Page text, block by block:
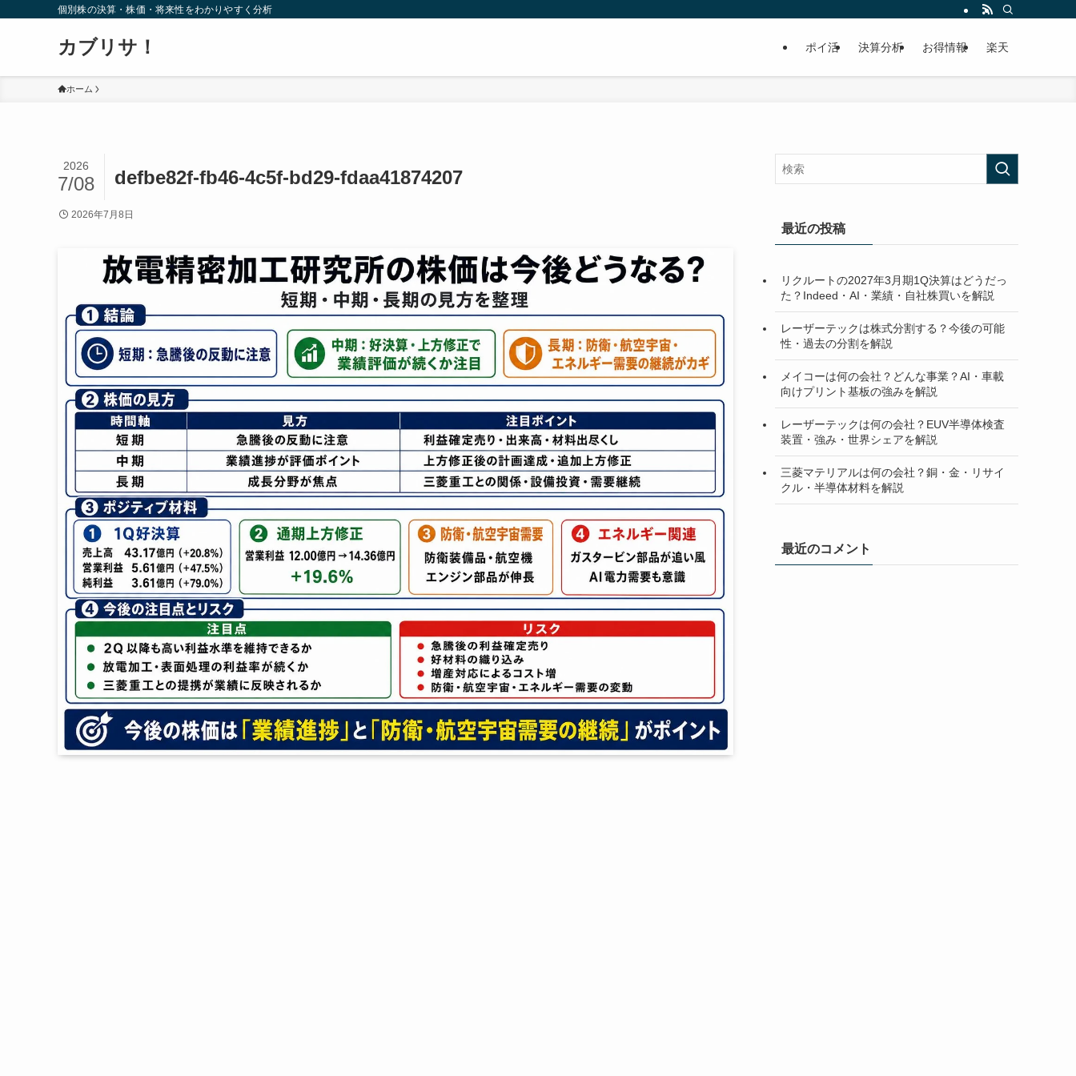
個別株の決算・株価・将来性をわかりやすく分析
カブリサ！ ポイ活 決算分析 お得情報 楽天
ホーム
defbe82f-fb46-4c5f-bd29-fdaa41874207
2026
7/08
2026年7月8日
最近の投稿
リクルートの2027年3月期1Q決算はどうだっ
た？Indeed・AI・業績・自社株買いを解説
レーザーテックは株式分割する？今後の可能
性・過去の分割を解説
メイコーは何の会社？どんな事業？AI・車載
向けプリント基板の強みを解説
レーザーテックは何の会社？EUV半導体検査
装置・強み・世界シェアを解説
三菱マテリアルは何の会社？銅・金・リサイ
クル・半導体材料を解説
最近のコメント